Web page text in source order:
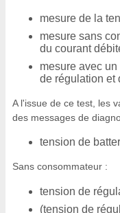
mesure de la
mesure sans
du courant
mesure avec
de régulation et
A l'issue de ce test, les
des messages de
tension de
Sans consommateur :
tension de
(tension de